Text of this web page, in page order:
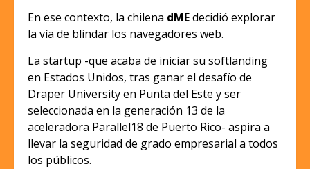
En ese contexto, la chilena dMEdecidió explorar
la vía de blindar los navegadores web.
La startup -que acaba de iniciar su softlanding
en Estados Unidos, tras ganar el desafío de
Draper University en Punta del Este y ser
seleccionada en la generación 13 de la
aceleradora Parallel18 de Puerto Rico- aspira a
llevar la seguridad de grado empresarial a todos
los públicos.